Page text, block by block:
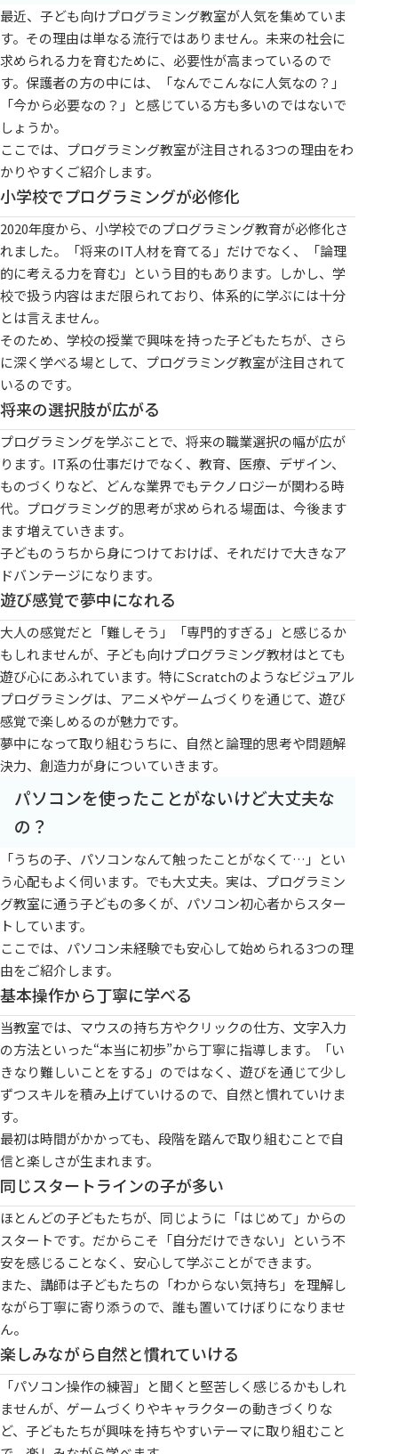
最近、子ども向けプログラミング教室が人気を集めていま
す。その理由は単なる流行ではありません。未来の社会に
求められる力を育むために、必要性が高まっているので
す。保護者の方の中には、「なんでこんなに人気なの？」
「今から必要なの？」と感じている方も多いのではないで
しょうか。
ここでは、プログラミング教室が注目される3つの理由をわ
かりやすくご紹介します。
小学校でプログラミングが必修化
2020年度から、小学校でのプログラミング教育が必修化さ
れました。「将来のIT人材を育てる」だけでなく、「論理
的に考える力を育む」という目的もあります。しかし、学
校で扱う内容はまだ限られており、体系的に学ぶには十分
とは言えません。
そのため、学校の授業で興味を持った子どもたちが、さら
に深く学べる場として、プログラミング教室が注目されて
いるのです。
将来の選択肢が広がる
プログラミングを学ぶことで、将来の職業選択の幅が広が
ります。IT系の仕事だけでなく、教育、医療、デザイン、
ものづくりなど、どんな業界でもテクノロジーが関わる時
代。プログラミング的思考が求められる場面は、今後ます
ます増えていきます。
子どものうちから身につけておけば、それだけで大きなア
ドバンテージになります。
遊び感覚で夢中になれる
大人の感覚だと「難しそう」「専門的すぎる」と感じるか
もしれませんが、子ども向けプログラミング教材はとても
遊び心にあふれています。特にScratchのようなビジュアル
プログラミングは、アニメやゲームづくりを通じて、遊び
感覚で楽しめるのが魅力です。
夢中になって取り組むうちに、自然と論理的思考や問題解
決力、創造力が身についていきます。
パソコンを使ったことがないけど大丈夫な
の？
「うちの子、パソコンなんて触ったことがなくて…」とい
う心配もよく伺います。でも大丈夫。実は、プログラミン
グ教室に通う子どもの多くが、パソコン初心者からスター
トしています。
ここでは、パソコン未経験でも安心して始められる3つの理
由をご紹介します。
基本操作から丁寧に学べる
当教室では、マウスの持ち方やクリックの仕方、文字入力
の方法といった“本当に初歩”から丁寧に指導します。「い
きなり難しいことをする」のではなく、遊びを通じて少し
ずつスキルを積み上げていけるので、自然と慣れていけま
す。
最初は時間がかかっても、段階を踏んで取り組むことで自
信と楽しさが生まれます。
同じスタートラインの子が多い
ほとんどの子どもたちが、同じように「はじめて」からの
スタートです。だからこそ「自分だけできない」という不
安を感じることなく、安心して学ぶことができます。
また、講師は子どもたちの「わからない気持ち」を理解し
ながら丁寧に寄り添うので、誰も置いてけぼりになりませ
ん。
楽しみながら自然と慣れていける
「パソコン操作の練習」と聞くと堅苦しく感じるかもしれ
ませんが、ゲームづくりやキャラクターの動きづくりな
ど、子どもたちが興味を持ちやすいテーマに取り組むこと